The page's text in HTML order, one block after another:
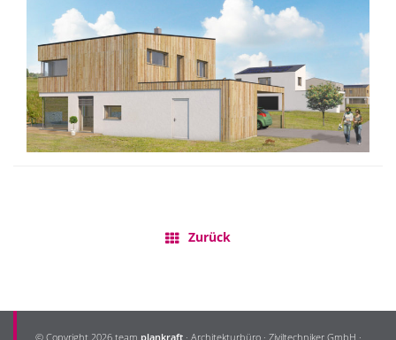
Zurück
© Copyright 2026 team plankraft· Architekturbüro · Ziviltechniker GmbH ·